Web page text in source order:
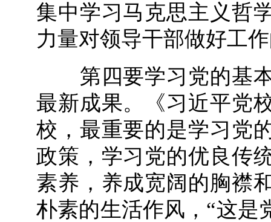
集中学习马克思主义哲
力量对领导干部做好工
第四要学习党的基本
最新成果。《习近平党
校，最重要的是学习党
政策，学习党的优良传
素养，养成宽阔的胸襟
朴素的生活作风，“这是